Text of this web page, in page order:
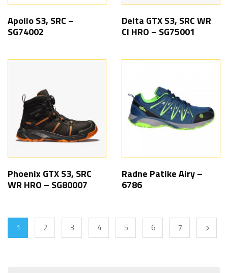
Apollo S3, SRC –
SG74002
Delta GTX S3, SRC WR
CI HRO – SG75001
Phoenix GTX S3, SRC
WR HRO – SG80007
Radne Patike Airy –
6786
1 2 3 4 5 6 7